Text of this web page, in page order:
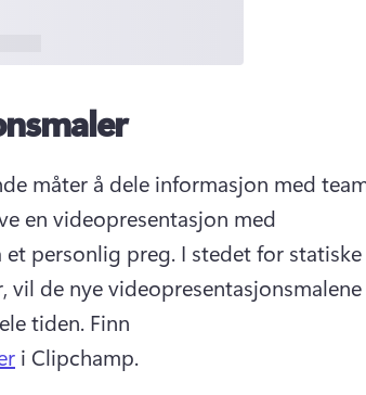
måter å dele informasjon med
en videopresentasjon med
et personlig preg. I stedet for statiske
vil de nye videopresentasjonsmalene
tiden. Finn
i Clipchamp.